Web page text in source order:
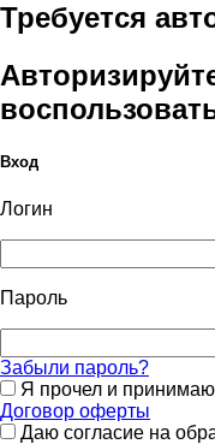
Требуется
Вход
Логин
Пароль
Забыли пароль?
Я прочел и принимаю
Договор оферты
Даю согласие на